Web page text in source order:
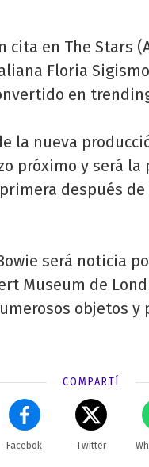
cita en The Stars
Floria
en
la nueva
próximo y será la
después
será noticia
Museum de
objetos y
COMPARTÍ
Facebok Twitter